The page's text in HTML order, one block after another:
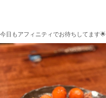
今日もアフィニティでお待ちしてます🌟